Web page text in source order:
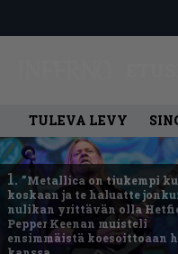
TULEVA LEVY
1. ”Metallica on tiukempi
koskaan ja te haluatte
nulikan yrittävän olla
Pepper Keenan muisteli
ensimmäistä koesoittoaan